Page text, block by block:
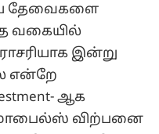
தேவைகளை
வகையில்
இன்று
என்றே
ஆக
விற்பனை